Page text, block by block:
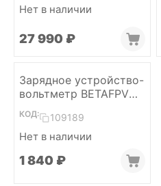
Нет в наличии
27 990 ₽
Зарядное устройство-
вольтметр BETAFPV
XH2.54 (with cable)
КОД: 109189
Нет в наличии
1 840 ₽